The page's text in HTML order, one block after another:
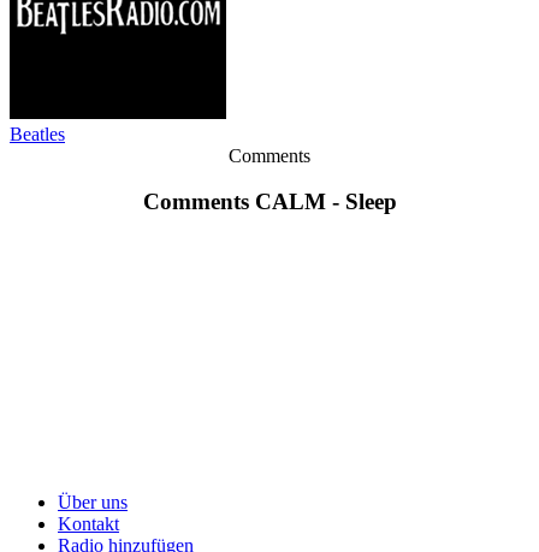
Beatles
Comments
Comments CALM - Sleep
Über uns
Kontakt
Radio hinzufügen